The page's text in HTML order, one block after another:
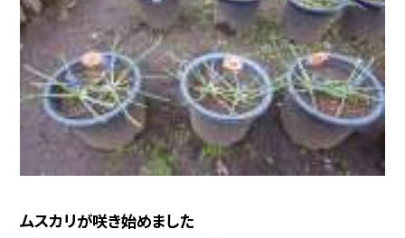
ムスカリが咲き始めました